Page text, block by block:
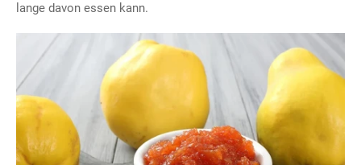
lange davon essen kann.